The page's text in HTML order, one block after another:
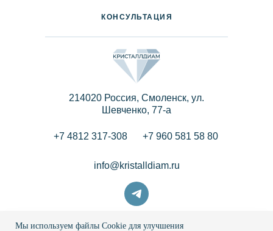
info@kristalldiam.ru
214020 Россия, Смоленск, ул.
Шевченко, 77-a
+7 4812 317-308 +7 960 581 58 80
КОНСУЛЬТАЦИЯ
Мы используем файлы Cookie для улучшения